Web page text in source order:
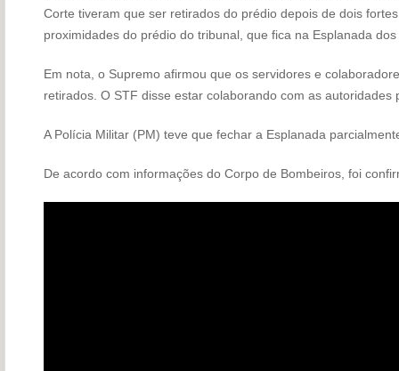
Corte tiveram que ser retirados do prédio depois de dois
proximidades do prédio do tribunal, que fica na Esplanada
Em nota, o Supremo afirmou que os servidores e
retirados. O STF disse estar colaborando com as autoridades
A Polícia Militar (PM) teve que fechar a Esplanada
De acordo com informações do Corpo de Bombeiros, foi